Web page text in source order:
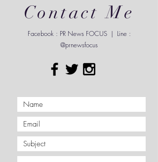
SEVENTEEN, JAY PARK, LNGSHOT, JO1, SOYEON
i-dle, CRUSH, CHUNG HA, KEVIN WOO, ALISSIA,
JID, Corbyn Besson และ Soul Rasheed งานน
Contact Me
Facebook : PR News FOCUS | Line :